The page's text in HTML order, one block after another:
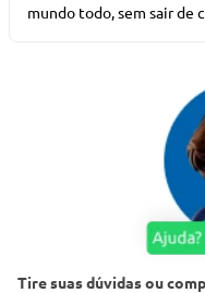
mundo todo, sem sair de
Tire suas dúvidas ou